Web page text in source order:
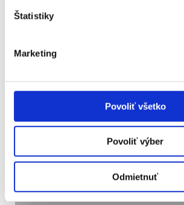
Štatistiky
Marketing
Povoliť všetko
Povoliť výber
Odmietnuť
kategória - sektor 107
Často kladené otázky:
Je termín zápasu finálne potvrdený?
Kedy obdržím svoje vstupenky?
Aké oblečenie si môžem vziať?